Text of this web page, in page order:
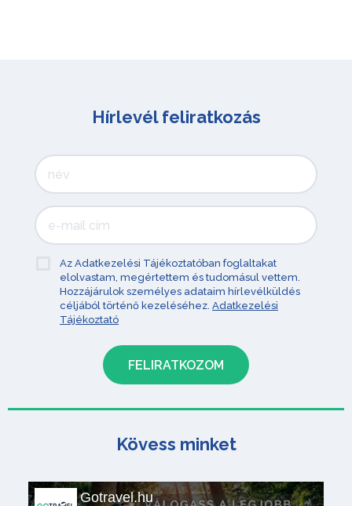
Hírlevél feliratkozás
Az Adatkezelési Tájékoztatóban foglaltakat
elolvastam, megértettem és tudomásul vettem.
Hozzájárulok személyes adataim hírlevélküldés
céljából történő kezeléséhez. Adatkezelési
Tájékoztató
Kövess minket
Gotravel.hu